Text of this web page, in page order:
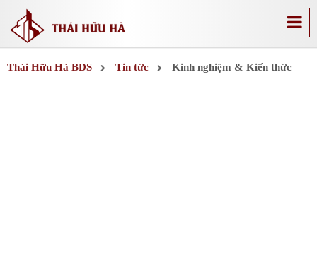
Thái Hữu Hà BDS Tin tức Kinh nghiệm & Kiến thức